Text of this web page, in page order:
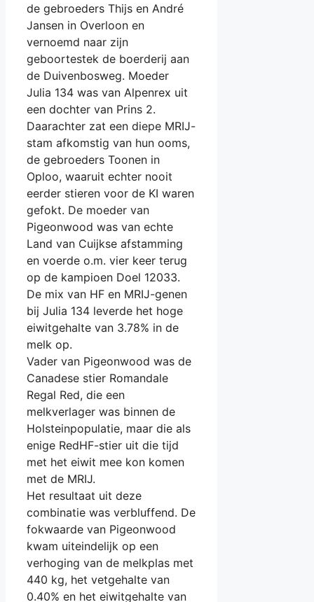
de gebroeders Thijs en André
Jansen in Overloon en
vernoemd naar zijn
geboortestek de boerderij aan
de Duivenbosweg. Moeder
Julia 134 was van Alpenrex uit
een dochter van Prins 2.
Daarachter zat een diepe MRIJ-
stam afkomstig van hun ooms,
de gebroeders Toonen in
Oploo, waaruit echter nooit
eerder stieren voor de KI waren
gefokt. De moeder van
Pigeonwood was van echte
Land van Cuijkse afstamming
en voerde o.m. vier keer terug
op de kampioen Doel 12033.
De mix van HF en MRIJ-genen
bij Julia 134 leverde het hoge
eiwitgehalte van 3.78% in de
melk op.
Vader van Pigeonwood was de
Canadese stier Romandale
Regal Red, die een
melkverlager was binnen de
Holsteinpopulatie, maar die als
enige RedHF-stier uit die tijd
met het eiwit mee kon komen
met de MRIJ.
Het resultaat uit deze
combinatie was verbluffend. De
fokwaarde van Pigeonwood
kwam uiteindelijk op een
verhoging van de melkplas met
440 kg, het vetgehalte van
0.40% en het eiwitgehalte van